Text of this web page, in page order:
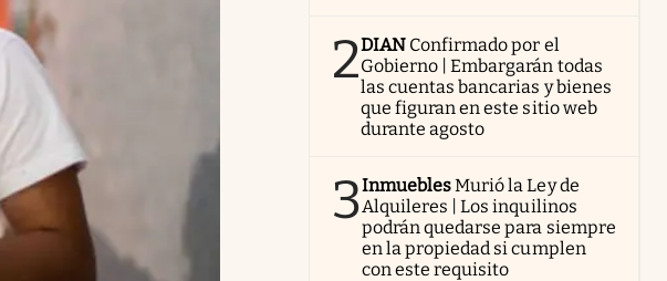
2DIAN Confirmado por el
Gobierno | Embargarán todas
las cuentas bancarias y bienes
que figuran en este sitio web
durante agosto
3InmueblesMurió la Ley de
Alquileres | Los inquilinos
podrán quedarse para siempre
en la propiedad si cumplen
con este requisito